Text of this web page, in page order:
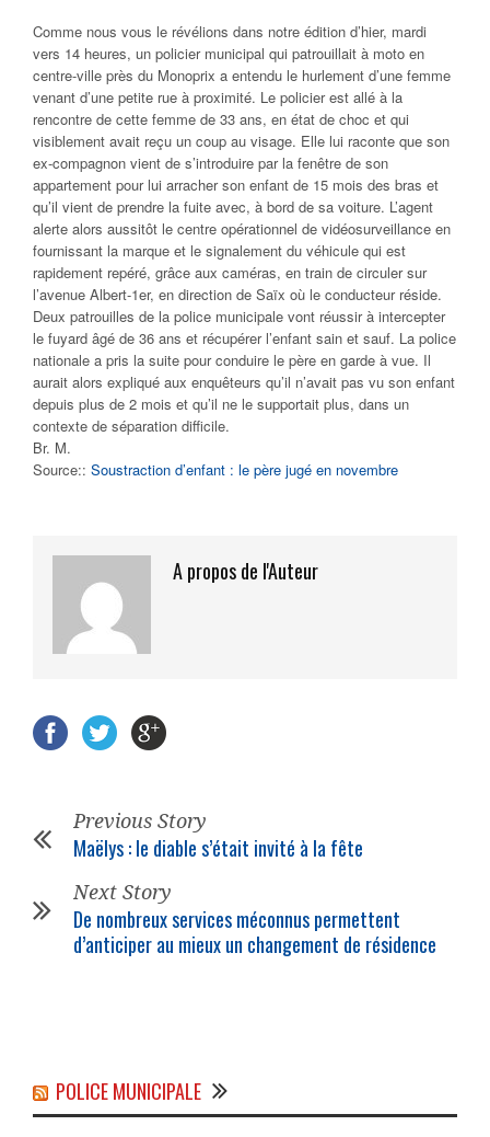
Comme nous vous le révélions dans notre édition d’hier, mardi
vers 14 heures, un policier municipal qui patrouillait à moto en
centre-ville près du Monoprix a entendu le hurlement d’une femme
venant d’une petite rue à proximité. Le policier est allé à la
rencontre de cette femme de 33 ans, en état de choc et qui
visiblement avait reçu un coup au visage. Elle lui raconte que son
ex-compagnon vient de s’introduire par la fenêtre de son
appartement pour lui arracher son enfant de 15 mois des bras et
qu’il vient de prendre la fuite avec, à bord de sa voiture. L’agent
alerte alors aussitôt le centre opérationnel de vidéosurveillance en
fournissant la marque et le signalement du véhicule qui est
rapidement repéré, grâce aux caméras, en train de circuler sur
l’avenue Albert-1er, en direction de Saïx où le conducteur réside.
Deux patrouilles de la police municipale vont réussir à intercepter
le fuyard âgé de 36 ans et récupérer l’enfant sain et sauf. La police
nationale a pris la suite pour conduire le père en garde à vue. Il
aurait alors expliqué aux enquêteurs qu’il n’avait pas vu son enfant
depuis plus de 2 mois et qu’il ne le supportait plus, dans un
contexte de séparation difficile.
Br. M.
Source:: Soustraction d’enfant : le père jugé en novembre
A propos de l'Auteur
Previous Story
Maëlys : le diable s’était invité à la fête
Next Story
De nombreux services méconnus permettent
d’anticiper au mieux un changement de résidence
POLICE MUNICIPALE